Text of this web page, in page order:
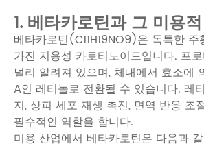
1. 베타카로틴과 그 미용
베타카로틴(C11H19NO9)은 독특한
가진 지용성 카로티노이드입니다. 프
널리 알려져 있으며, 체내에서 효소에
A인 레티놀로 전환될 수 있습니다. 레
지, 상피 세포 재생 촉진, 면역 반응 조
필수적인 역할을 합니다.
미용 산업에서 베타카로틴은 다음과